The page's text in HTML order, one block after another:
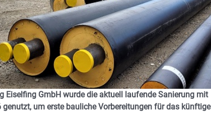
Eiselfing GmbH wurde die aktuell laufende Sanierung mit
um erste bauliche Vorbereitungen für das künftige